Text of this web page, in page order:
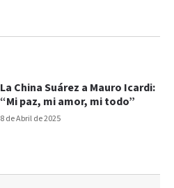
8 de Abril de 2025
La China Suárez a Mauro Icardi:
“Mi paz, mi amor, mi todo”